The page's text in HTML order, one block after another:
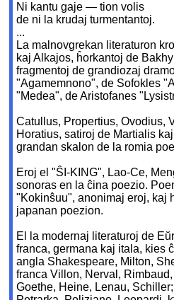
Ni kantu gaje — tion volis
de ni la krudaj turmentantoj.
...
La malnovgrekan literaturon
kaj Alkajos, ĥorkantoj de
fragmentoj de grandiozaj
"Agamemnono", de Sofokles
"Medea", de Aristofanes
Catullus, Propertius, Ovodius,
Horatius, satiroj de Martialis
grandan skalon de la romia
Eroj el "ŜI-KING", Lao-Ce,
sonoras en la ĉina poezio.
"Kokinŝuu", anonimaj eroj, kaj
japanan poezion.
El la modernaj literaturoj de
franca, germana kaj itala, kies
angla Shakespeare, Milton,
franca Villon, Nerval,
Goethe, Heine, Lenau,